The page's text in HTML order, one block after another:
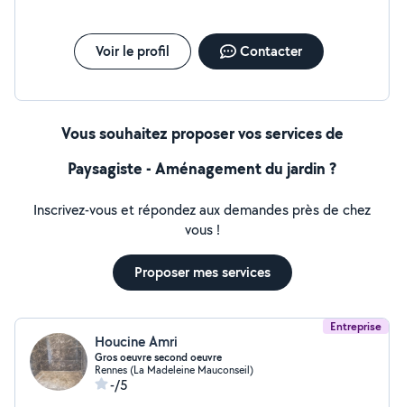
Voir le profil Contacter
Vous souhaitez proposer vos services de
Paysagiste - Aménagement du jardin ?
Inscrivez-vous et répondez aux demandes près de chez
vous !
Proposer mes services
Entreprise
Houcine Amri
Gros oeuvre second oeuvre
Rennes (La Madeleine Mauconseil)
-/5